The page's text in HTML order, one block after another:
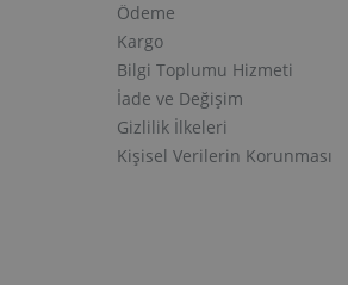
Ödeme
Kargo
Bilgi Toplumu Hizmeti
İade ve Değişim
Gizlilik İlkeleri
Kişisel Verilerin Korunması